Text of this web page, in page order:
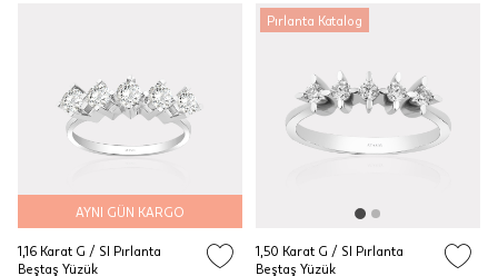
AYNI GÜN KARGO
1,16 Karat G / SI Pırlanta
Beştaş Yüzük
Pırlanta Katalog
1,50 Karat G / SI Pırlanta
Beştaş Yüzük